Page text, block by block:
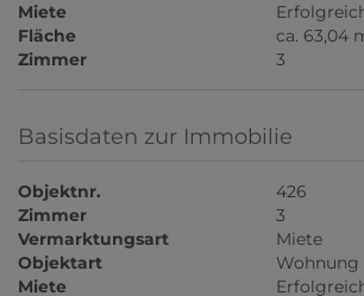
Miete
Fläche
ca. 63,04
Zimmer 3
Basisdaten zur Immobilie
Objektnr.
426
Zimmer
3
Vermarktungsart
Miete
Objektart
Wohnung
Miete